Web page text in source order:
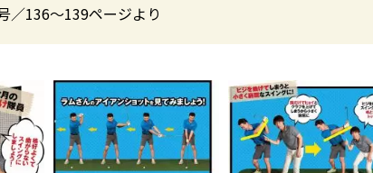
／136〜139ページより